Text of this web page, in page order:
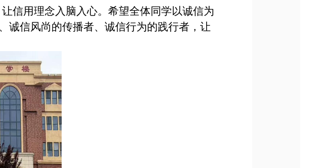
信用理念入脑入心。希望全体同学以诚信为
诚信风尚的传播者、诚信行为的践行者，让